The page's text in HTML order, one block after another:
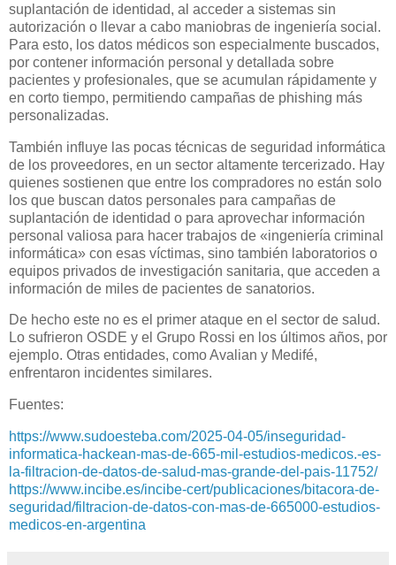
suplantación de identidad, al acceder a sistemas sin
autorización o llevar a cabo maniobras de ingeniería social.
Para esto, los datos médicos son especialmente buscados,
por contener información personal y detallada sobre
pacientes y profesionales, que se acumulan rápidamente y
en corto tiempo, permitiendo campañas de phishing más
personalizadas.
También influye las pocas técnicas de seguridad informática
de los proveedores, en un sector altamente tercerizado. Hay
quienes sostienen que entre los compradores no están solo
los que buscan datos personales para campañas de
suplantación de identidad o para aprovechar información
personal valiosa para hacer trabajos de «ingeniería criminal
informática» con esas víctimas, sino también laboratorios o
equipos privados de investigación sanitaria, que acceden a
información de miles de pacientes de sanatorios.
De hecho este no es el primer ataque en el sector de salud.
Lo sufrieron OSDE y el Grupo Rossi en los últimos años, por
ejemplo. Otras entidades, como Avalian y Medifé,
enfrentaron incidentes similares.
Fuentes:
https://www.sudoesteba.com/2025-04-05/inseguridad-
informatica-hackean-mas-de-665-mil-estudios-medicos.-es-
la-filtracion-de-datos-de-salud-mas-grande-del-pais-11752/
https://www.incibe.es/incibe-cert/publicaciones/bitacora-de-
seguridad/filtracion-de-datos-con-mas-de-665000-estudios-
medicos-en-argentina